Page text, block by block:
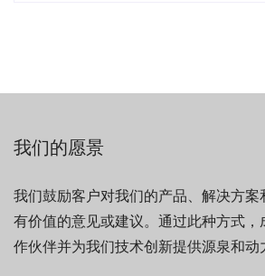
我们的愿景
我们鼓励客户对我们的产品、解决方案
有价值的意见或建议。通过此种方式，
作伙伴并为我们技术创新提供源泉和动